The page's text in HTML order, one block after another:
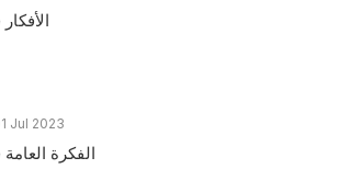
Jul 2023
الفكرة